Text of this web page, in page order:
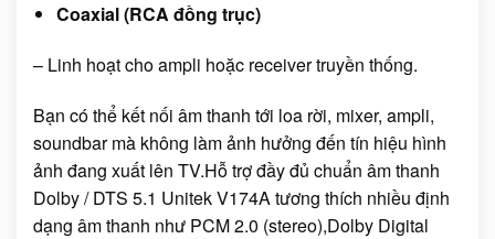
Coaxial (RCA đồng trục)
– Linh hoạt cho ampli hoặc receiver truyền thống.
Bạn có thể kết nối âm thanh tới loa rời, mixer, ampli,
soundbar mà không làm ảnh hưởng đến tín hiệu hình
ảnh đang xuất lên TV.Hỗ trợ đầy đủ chuẩn âm thanh
Dolby / DTS 5.1 Unitek V174A tương thích nhiều định
dạng âm thanh như PCM 2.0 (stereo),Dolby Digital